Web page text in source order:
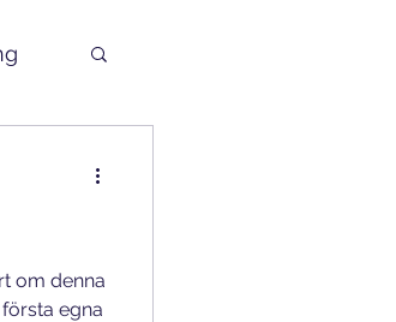
om denna
egna